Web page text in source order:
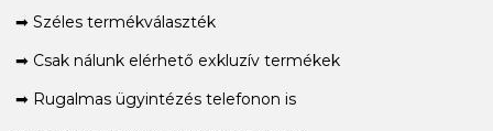
➡ Széles termékválaszték
➡ Csak nálunk elérhető exkluzív termékek
➡ Rugalmas ügyintézés telefonon is